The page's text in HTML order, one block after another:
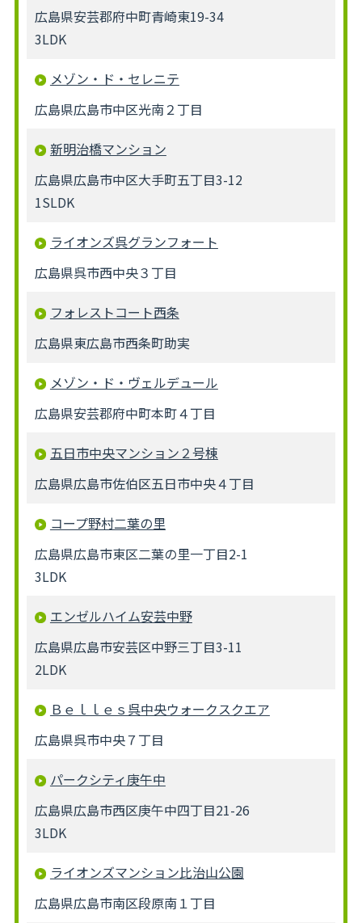
広島県安芸郡府中町青崎東19-34
3LDK
メゾン・ド・セレニテ
広島県広島市中区光南２丁目
新明治橋マンション
広島県広島市中区大手町五丁目3-12
1SLDK
ライオンズ呉グランフォート
広島県呉市西中央３丁目
フォレストコート西条
広島県東広島市西条町助実
メゾン・ド・ヴェルデュール
広島県安芸郡府中町本町４丁目
五日市中央マンション２号棟
広島県広島市佐伯区五日市中央４丁目
コープ野村二葉の里
広島県広島市東区二葉の里一丁目2-1
3LDK
エンゼルハイム安芸中野
広島県広島市安芸区中野三丁目3-11
2LDK
Ｂｅｌｌｅｓ呉中央ウォークスクエア
広島県呉市中央７丁目
パークシティ庚午中
広島県広島市西区庚午中四丁目21-26
3LDK
ライオンズマンション比治山公園
広島県広島市南区段原南１丁目